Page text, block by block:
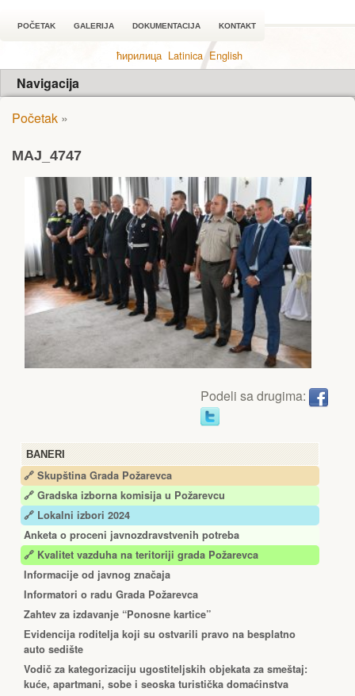
POČETAK GALERIJA DOKUMENTACIJA KONTAKT
ћирилица Latinica English
Navigacija
BANERI
🔗 Skupština Grada Požarevca
🔗 Gradska izborna komisija u Požarevcu
🔗 Lokalni izbori 2024
Anketa o proceni javnozdravstvenih potreba
🔗 Kvalitet vazduha na teritoriji grada Požarevca
Informacije od javnog značaja
Informatori o radu Grada Požarevca
Zahtev za izdavanje “Ponosne kartice”
Еvidencija roditelja koji su ostvarili pravo na besplatno
auto sedište
Vodič za kategorizaciju ugostiteljskih objekata za smeštaj:
kuće, apartmani, sobe i seoska turistička domaćinstva
Početak »
MAJ_4747
Podeli sa drugima: